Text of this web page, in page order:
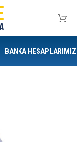
BANKA HESAPLARIMIZ